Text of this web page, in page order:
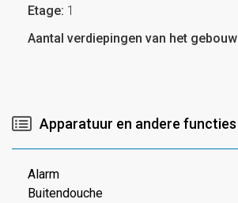
Etage: 1
Aantal verdiepingen van het gebouw
Apparatuur en andere functies
Alarm
Buitendouche